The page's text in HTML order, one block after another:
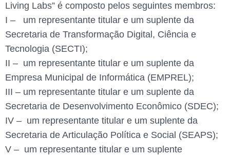
Living Labs” é composto pelos seguintes membros:
I – um representante titular e um suplente da
Secretaria de Transformação Digital, Ciência e
Tecnologia (SECTI);
II – um representante titular e um suplente da
Empresa Municipal de Informática (EMPREL);
III – um representante titular e um suplente da
Secretaria de Desenvolvimento Econômico (SDEC);
IV – um representante titular e um suplente da
Secretaria de Articulação Política e Social (SEAPS);
V – um representante titular e um suplente